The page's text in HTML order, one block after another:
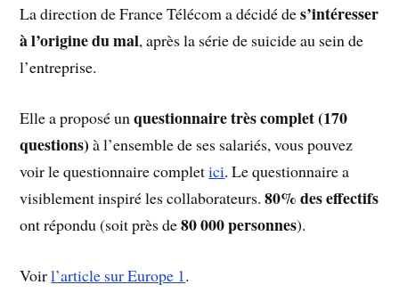
La direction de France Télécom a décidé des’intéresser
à l’origine du mal, après la série de suicide au sein de
l’entreprise.
Elle a proposé unquestionnaire très complet (170
questions)à l’ensemble de ses salariés, vous pouvez
voir le questionnaire completici. Le questionnaire a
visiblement inspiré les collaborateurs.80% des effectifs
ont répondu (soit près de80 000 personnes).
Voirl’article sur Europe 1.